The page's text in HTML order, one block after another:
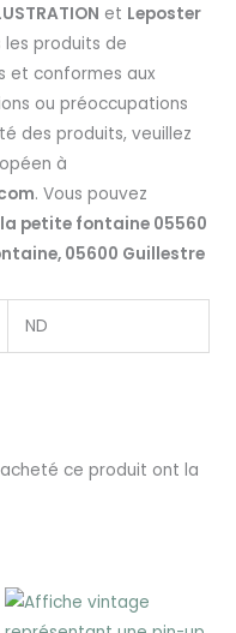
et Leposter
produits de
et conformes aux
ou préoccupations
des produits, veuillez
à
. Vous pouvez
la petite fontaine 05560
05600 Guillestre
ND
ce produit ont la
Plage
de